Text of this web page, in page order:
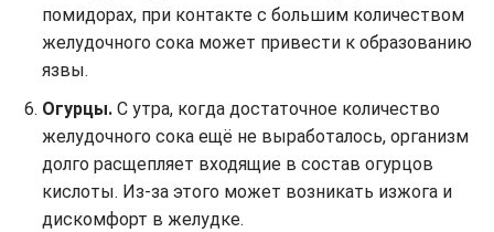
помидорах, при контакте с большим количеством
желудочного сока может привести к образованию
язвы.
Огурцы. С утра, когда достаточное количество
желудочного сока ещё не выработалось, организм
долго расщепляет входящие в состав огурцов
кислоты. Из-за этого может возникать изжога и
дискомфорт в желудке.